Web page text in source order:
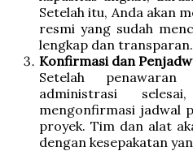
Setelah itu, Anda akan
resmi yang sudah
lengkap dan transparan.
Konfirmasi dan
Setelah
administrasi
mengonfirmasi jadwal
proyek. Tim dan alat
dengan kesepakatan